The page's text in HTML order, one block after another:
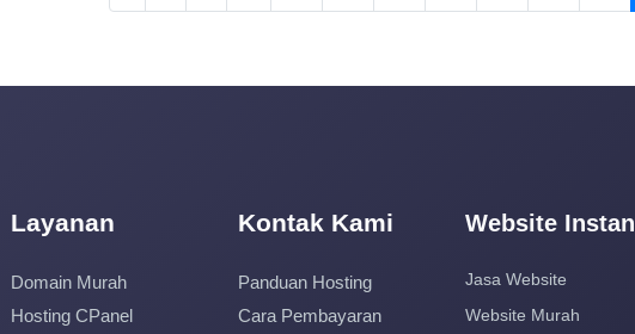
Layanan
Domain Murah
Hosting CPanel
Kontak Kami
Panduan Hosting
Cara Pembayaran
Website Instan
Jasa Website
Website Murah